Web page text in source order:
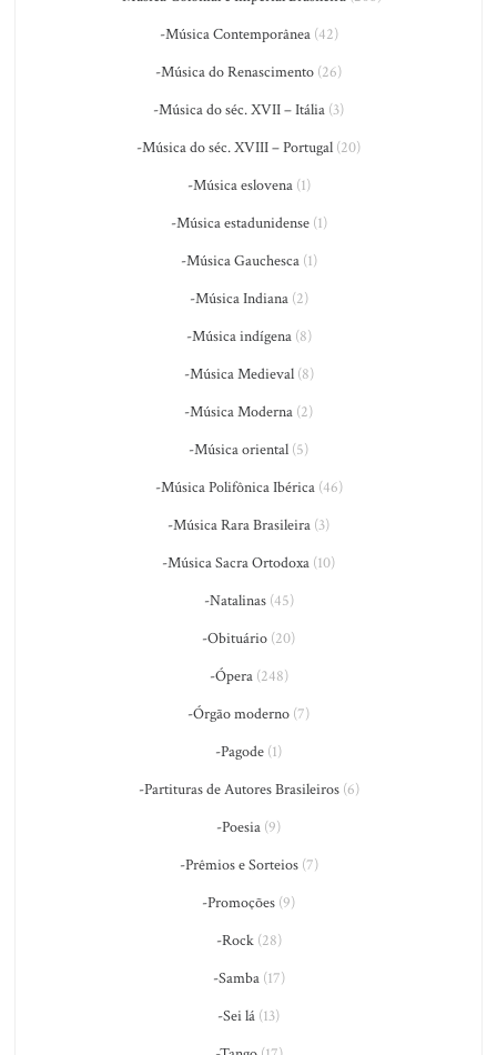
-Música Contemporânea(42)
-Música do Renascimento (26)
-Música do séc. XVII – Itália (3)
-Música do séc. XVIII – Portugal (20)
-Música eslovena(1)
-Música estadunidense(1)
-Música Gauchesca(1)
-Música Indiana(2)
-Música indígena(8)
-Música Medieval(8)
-Música Moderna (2)
-Música oriental (5)
-Música Polifônica Ibérica(46)
-Música Rara Brasileira (3)
-Música Sacra Ortodoxa (10)
-Natalinas(45)
-Obituário (20)
-Ópera(248)
-Órgão moderno (7)
-Pagode (1)
-Partituras de Autores Brasileiros(6)
-Poesia (9)
-Prêmios e Sorteios(7)
-Promoções (9)
-Rock(28)
-Samba(17)
-Sei lá (13)